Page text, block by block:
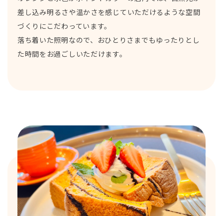
差し込み明るさや温かさを感じていただけるような空間
づくりにこだわっています。
落ち着いた照明なので、おひとりさまでもゆったりとし
た時間をお過ごしいただけます。